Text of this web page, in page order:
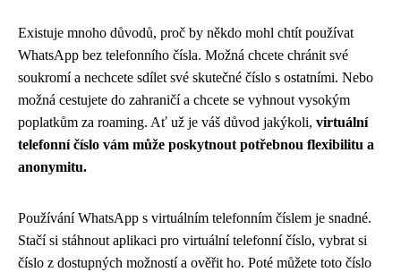
Existuje mnoho důvodů, proč by někdo mohl chtít používat
WhatsApp bez telefonního čísla. Možná chcete chránit své
soukromí a nechcete sdílet své skutečné číslo s ostatními. Nebo
možná cestujete do zahraničí a chcete se vyhnout vysokým
poplatkům za roaming. Ať už je váš důvod jakýkoli, virtuální
telefonní číslo vám může poskytnout potřebnou flexibilitu a
anonymitu.
Používání WhatsApp s virtuálním telefonním číslem je snadné.
Stačí si stáhnout aplikaci pro virtuální telefonní číslo, vybrat si
číslo z dostupných možností a ověřit ho. Poté můžete toto číslo